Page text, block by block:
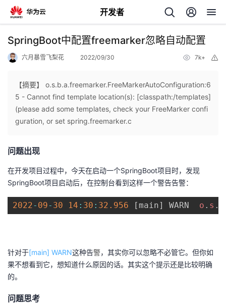
开发者
返
个
人
主
页
我
的
开
我
的
我
我
者
学
支
持
SpringBoot中配置freemarker忽略自动配置
六月暴雪飞梨花 2022/09/30 7k+
【摘要】 o.s.b.a.freemarker.FreeMarkerAutoConfiguration:6
5 - Cannot find template location(s): [classpath:/templates]
(please add some templates, check your FreeMarker confi
guration, or set spring.freemarker.c
问题出现
在开发项目过程中，今天在启动一个SpringBoot项目时，发现
SpringBoot项目启动后，在控制台看到这样一个警告告警：
2022- 09- 30 14 : 30 : 32.956 [ main] WARN o . s .
针对于[main] WARN这种告警，其实你可以忽略不必管它。但你如
果不想看到它，想知道什么原因的话。其实这个提示还是比较明确
的。
问题思考